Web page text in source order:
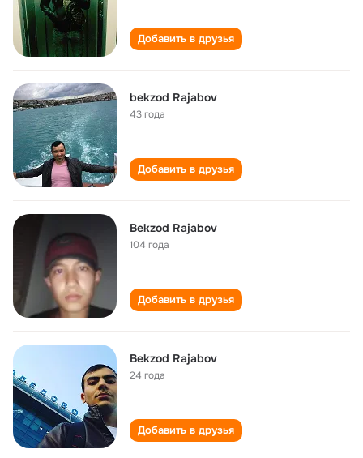
Добавить в друзья
bekzod Rajabov
43 года
Добавить в друзья
Bekzod Rajabov
104 года
Добавить в друзья
Bekzod Rajabov
24 года
Добавить в друзья